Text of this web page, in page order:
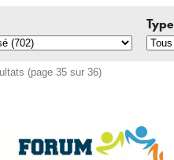
Type
(page 35 sur 36)